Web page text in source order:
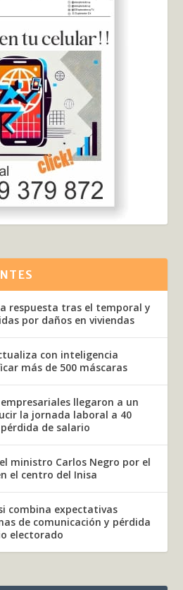
respuesta tras el temporal y
por daños en viviendas
con inteligencia
más de 500 máscaras
llegaron a un
la jornada laboral a 40
de salario
ministro Carlos Negro por el
el centro del Inisa
combina expectativas
de comunicación y pérdida
electorado